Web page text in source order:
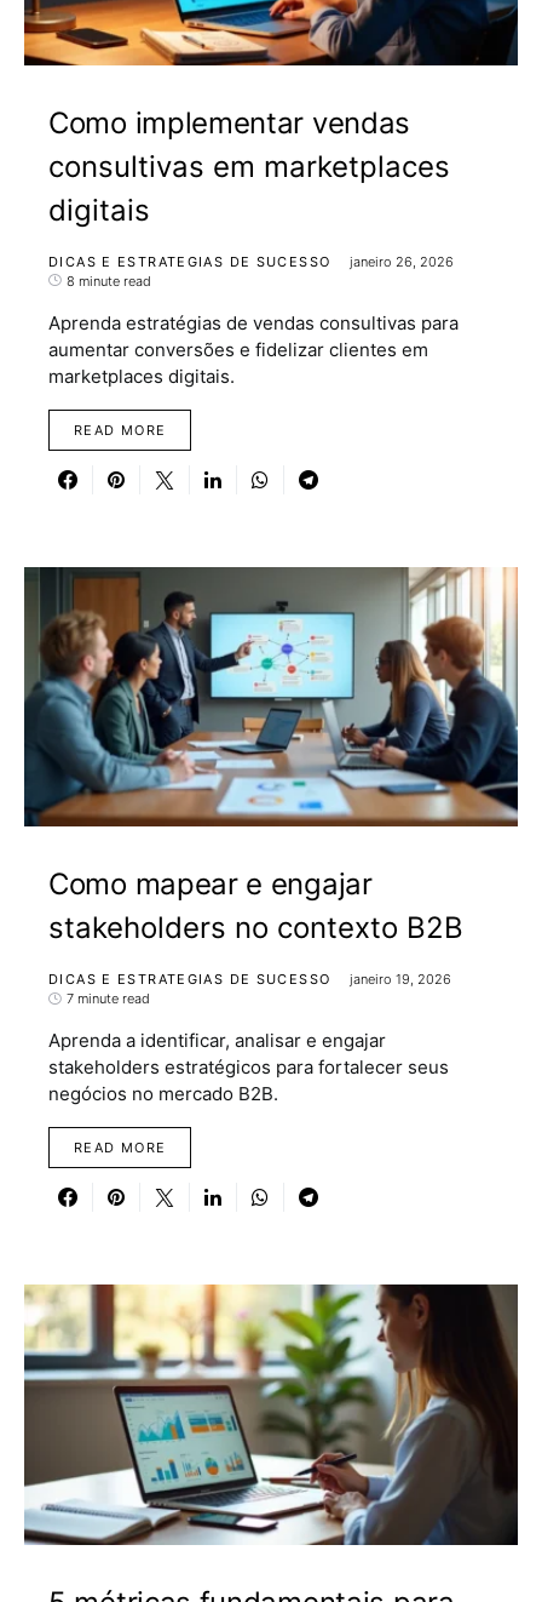
Como implementar vendas
consultivas em marketplaces
digitais
DICAS E ESTRATEGIAS DE SUCESSO
janeiro 26, 2026
8 minute read
Aprenda estratégias de vendas consultivas para
aumentar conversões e fidelizar clientes em
marketplaces digitais.
READ MORE
Como mapear e engajar
stakeholders no contexto B2B
DICAS E ESTRATEGIAS DE SUCESSO
janeiro 19, 2026
7 minute read
Aprenda a identificar, analisar e engajar
stakeholders estratégicos para fortalecer seus
negócios no mercado B2B.
READ MORE